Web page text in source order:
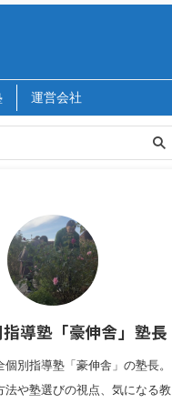
運営会社
導塾「豪伸舎」塾長
別指導塾「豪伸舎」の塾長。
法や塾選びの視点、気になる教